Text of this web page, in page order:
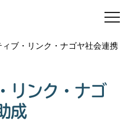
ブ・リンク・ナゴヤ社会連携
リンク・ナゴ
成